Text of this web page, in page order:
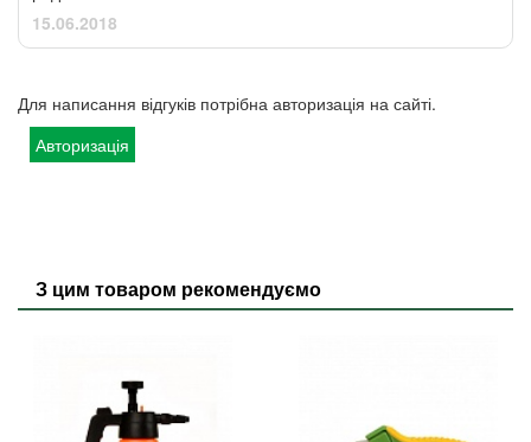
15.06.2018
Для написання відгуків потрібна авторизація на сайті.
Авторизація
З цим товаром рекомендуємо